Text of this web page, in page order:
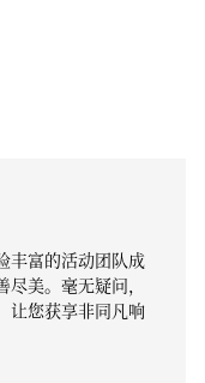
丰富的活动团队成
美。毫无疑问，
让您获享非同凡响